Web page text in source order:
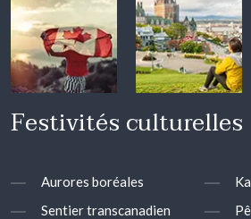
Festivités culturelles
Aurores boréales
Sentier transcanadien